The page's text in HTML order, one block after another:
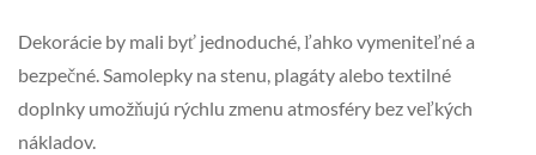
Dekorácie by mali byť jednoduché, ľahko vymeniteľné a
bezpečné. Samolepky na stenu, plagáty alebo textilné
doplnky umožňujú rýchlu zmenu atmosféry bez veľkých
nákladov.